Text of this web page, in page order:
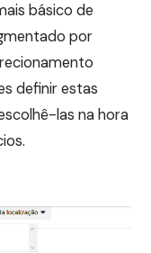
básico de
por
definir estas
las na hora